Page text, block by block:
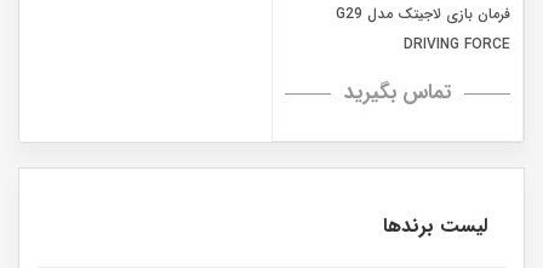
فرمان بازی لاجیتک مدل G29
DRIVING FORCE
تماس بگیرید
لیست برندها